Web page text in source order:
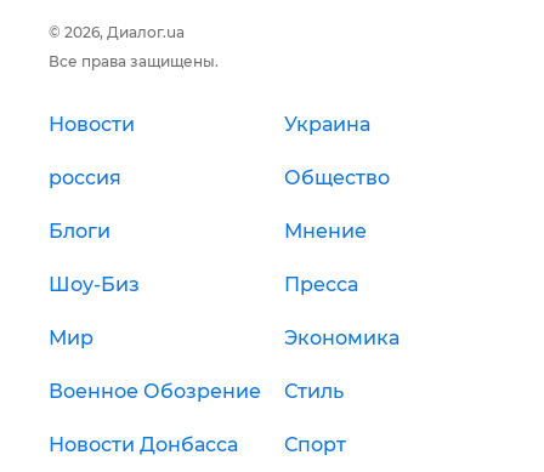
© 2026, Диалог.ua
Все права защищены.
Новости Украина
россия Общество
Блоги Мнение
Шоу-Биз Пресса
Мир Экономика
Военное Обозрение Стиль
Новости Донбасса Спорт